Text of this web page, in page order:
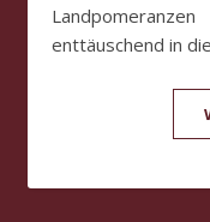
enttäuschend in